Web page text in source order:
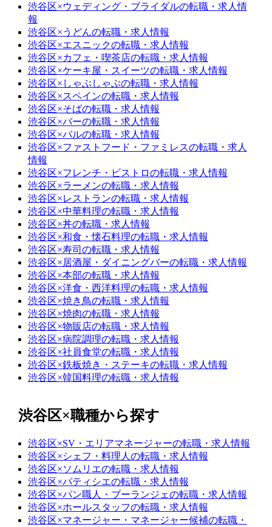
渋谷区×ウェディング・ブライダルの転職・求人情
報
渋谷区×うどんの転職・求人情報
渋谷区×エスニックの転職・求人情報
渋谷区×カフェ・喫茶店の転職・求人情報
渋谷区×ケーキ屋・スイーツの転職・求人情報
渋谷区×しゃぶしゃぶの転職・求人情報
渋谷区×スペインの転職・求人情報
渋谷区×そばの転職・求人情報
渋谷区×バーの転職・求人情報
渋谷区×バルの転職・求人情報
渋谷区×ファストフード・ファミレスの転職・求人
情報
渋谷区×フレンチ・ビストロの転職・求人情報
渋谷区×ラーメンの転職・求人情報
渋谷区×レストランの転職・求人情報
渋谷区×中華料理の転職・求人情報
渋谷区×丼の転職・求人情報
渋谷区×和食・懐石料理の転職・求人情報
渋谷区×寿司の転職・求人情報
渋谷区×居酒屋・ダイニングバーの転職・求人情報
渋谷区×本部の転職・求人情報
渋谷区×洋食・西洋料理の転職・求人情報
渋谷区×焼き鳥の転職・求人情報
渋谷区×焼肉の転職・求人情報
渋谷区×物販店の転職・求人情報
渋谷区×病院調理の転職・求人情報
渋谷区×社員食堂の転職・求人情報
渋谷区×鉄板焼き・ステーキの転職・求人情報
渋谷区×韓国料理の転職・求人情報
渋谷区×職種から探す
渋谷区×SV・エリアマネージャーの転職・求人情報
渋谷区×シェフ・料理人の転職・求人情報
渋谷区×ソムリエの転職・求人情報
渋谷区×パティシエの転職・求人情報
渋谷区×パン職人・ブーランジェの転職・求人情報
渋谷区×ホールスタッフの転職・求人情報
渋谷区×マネージャー・マネージャー候補の転職・